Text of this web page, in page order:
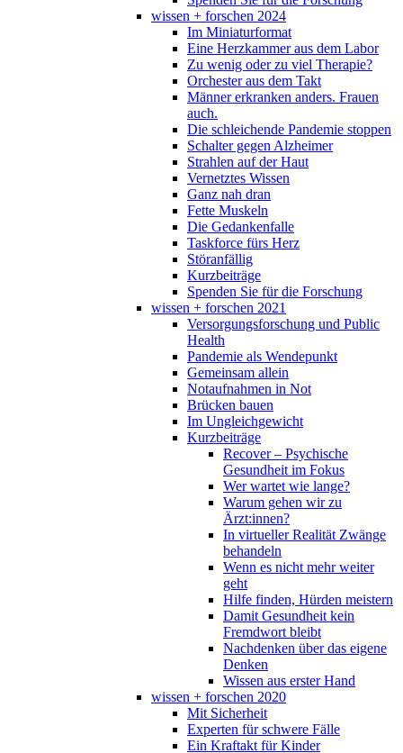
wissen + forschen 2024
Im Miniaturformat
Eine Herzkammer aus dem Labor
Zu wenig oder zu viel Therapie?
Orchester aus dem Takt
Männer erkranken anders. Frauen
auch.
Die schleichende Pandemie stoppen
Schalter gegen Alzheimer
Strahlen auf der Haut
Vernetztes Wissen
Ganz nah dran
Fette Muskeln
Die Gedankenfalle
Taskforce fürs Herz
Störanfällig
Kurzbeiträge
Spenden Sie für die Forschung
wissen + forschen 2021
Versorgungsforschung und Public
Health
Pandemie als Wendepunkt
Gemeinsam allein
Notaufnahmen in Not
Brücken bauen
Im Ungleichgewicht
Kurzbeiträge
Recover – Psychische
Gesundheit im Fokus
Wer wartet wie lange?
Warum gehen wir zu
Ärzt:innen?
In virtueller Realität Zwänge
behandeln
Wenn es nicht mehr weiter
geht
Hilfe finden, Hürden meistern
Damit Gesundheit kein
Fremdwort bleibt
Nachdenken über das eigene
Denken
Wissen aus erster Hand
wissen + forschen 2020
Mit Sicherheit
Experten für schwere Fälle
Ein Kraftakt für Kinder